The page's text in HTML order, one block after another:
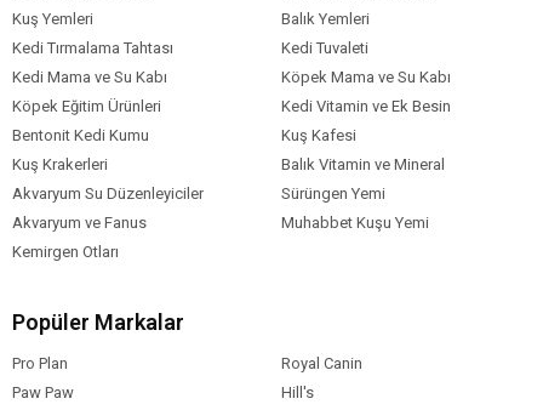
Kuş Yemleri
Balık Yemleri
Kedi Tırmalama Tahtası
Kedi Tuvaleti
Kedi Mama ve Su Kabı
Köpek Mama ve Su Kabı
Köpek Eğitim Ürünleri
Kedi Vitamin ve Ek Besin
Bentonit Kedi Kumu
Kuş Kafesi
Kuş Krakerleri
Balık Vitamin ve Mineral
Akvaryum Su Düzenleyiciler
Sürüngen Yemi
Akvaryum ve Fanus
Muhabbet Kuşu Yemi
Kemirgen Otları
Popüler Markalar
Pro Plan
Royal Canin
Paw Paw
Hill's